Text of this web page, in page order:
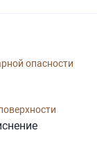
опасности